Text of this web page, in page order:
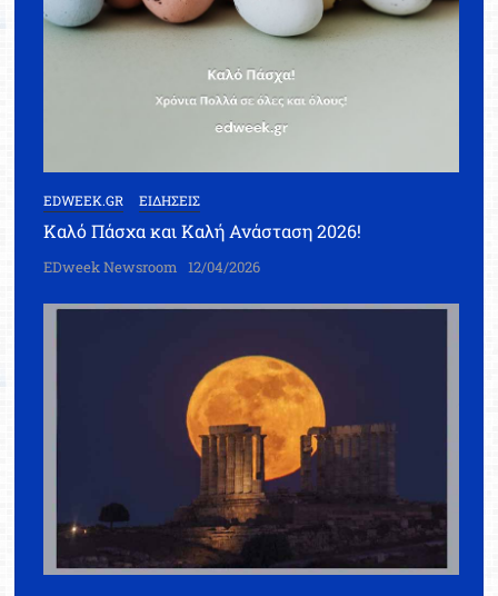
EDWEEK.GR ΕΙΔΗΣΕΙΣ
Καλό Πάσχα και Καλή Ανάσταση 2026!
EDweek Newsroom 12/04/2026